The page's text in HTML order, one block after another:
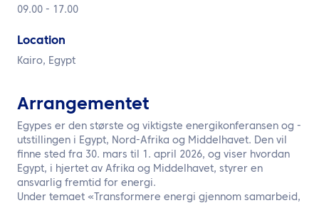
NO
09.00 - 17.00
Location
Kairo, Egypt
Arrangementet
Egypes er den største og viktigste energikonferansen og -
utstillingen i Egypt, Nord-Afrika og Middelhavet. Den vil
finne sted fra 30. mars til 1. april 2026, og viser hvordan
Egypt, i hjertet av Afrika og Middelhavet, styrer en
ansvarlig fremtid for energi.
Under temaet «Transformere energi gjennom samarbeid,